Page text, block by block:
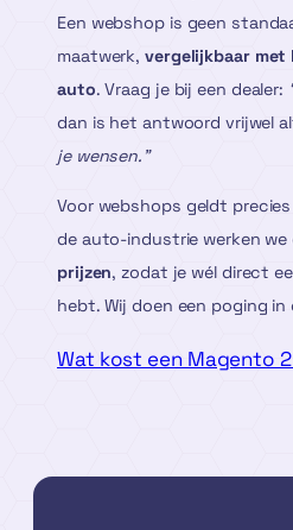
Een webshop is geen
maatwerk,vergelijkbaar met
auto. Vraag je bij een dealer:
dan is het antwoord vrijwel
je wensen.”
Voor webshops geldt
de auto-industrie werken
prijzen, zodat je wél direct
hebt. Wij doen een poging in
Wat kost een Magento